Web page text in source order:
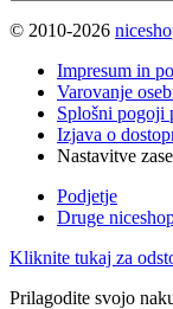
© 2010-2026
Impresum in
Varovanje
Splošni pogoji
Izjava o
Nastavitve
Podjetje
Druge
Kliknite tukaj za
Prilagodite svojo